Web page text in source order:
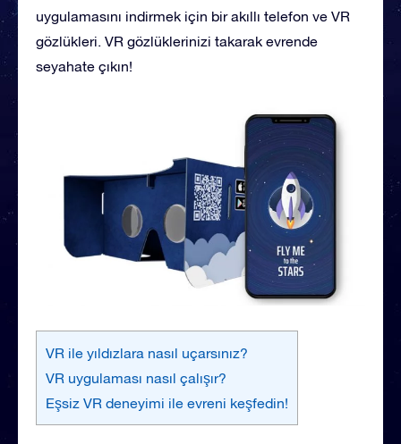
uygulamasını indirmek için bir akıllı telefon ve VR
gözlükleri. VR gözlüklerinizi takarak evrende
seyahate çıkın!
VR ile yıldızlara nasıl uçarsınız?
VR uygulaması nasıl çalışır?
Eşsiz VR deneyimi ile evreni keşfedin!